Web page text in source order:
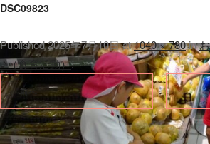
DSC09823
Published2025年7月10日at1040 × 780in
♪（食育活動）.
← 前へ